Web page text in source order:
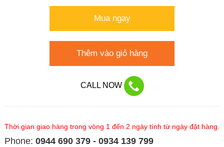
Mua ngay
Thêm vào giỏ hàng
CALL NOW
Thời gian giao hàng trong vòng 1 đến 2 ngày tính từ ngày đặt hàng.
Phone: 0944 690 379 - 0934 139 799